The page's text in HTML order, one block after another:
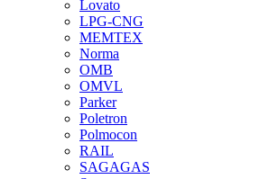
Lovato
LPG-CNG
MEMTEX
Norma
OMB
OMVL
Parker
Poletron
Polmocon
RAIL
SAGAGAS